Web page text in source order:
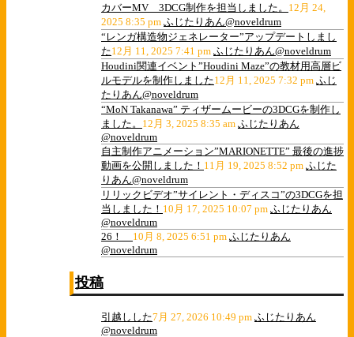
カバーMV 3DCG制作を担当しました。 12月 24,
2025 8:35 pm ふじたりあん@noveldrum
“レンガ構造物ジェネレーター”アップデートしまし
た12月 11, 2025 7:41 pm ふじたりあん@noveldrum
Houdini関連イベント”Houdini Maze”の教材用高層ビ
ルモデルを制作しました12月 11, 2025 7:32 pm ふじ
たりあん@noveldrum
“MoN Takanawa” ティザームービーの3DCGを制作し
ました。 12月 3, 2025 8:35 am ふじたりあん
@noveldrum
自主制作アニメーション”MARIONETTE” 最後の進捗
動画を公開しました！ 11月 19, 2025 8:52 pm ふじた
りあん@noveldrum
リリックビデオ”サイレント・ディスコ”の3DCGを担
当しました！ 10月 17, 2025 10:07 pm ふじたりあん
@noveldrum
26！ 10月 8, 2025 6:51 pm ふじたりあん
@noveldrum
投稿
引越しした7月 27, 2026 10:49 pm ふじたりあん
@noveldrum